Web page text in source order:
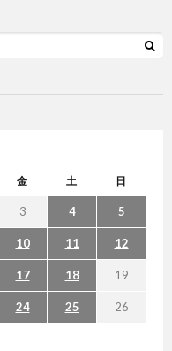
金 土 日
3 4 5
10 11 12
17 18 19
24 25 26